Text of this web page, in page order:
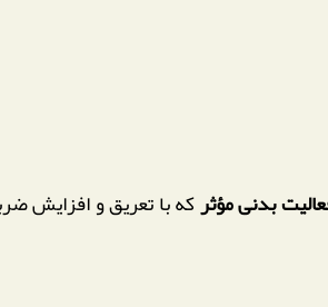
که با تعریق و افزایش